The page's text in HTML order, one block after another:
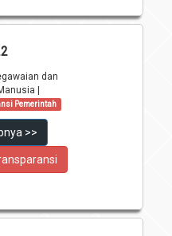
dan
|
Pemerintah
>>